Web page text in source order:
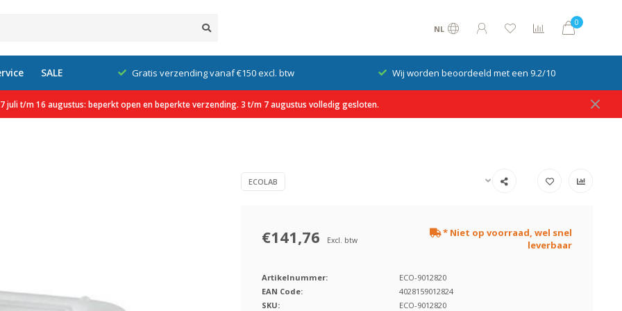
NL
0
SALE Gratis verzending vanaf €150 excl. btw Wij worden beoordeeld met een 9.2/10
juli t/m 16 augustus: beperkt open en beperkte verzending. 3 t/m 7 augustus volledig gesloten.
ECOLAB
€141,76 Excl. btw
* Niet op voorraad, wel snel
leverbaar
Artikelnummer:
ECO-9012820
EAN Code:
4028159012824
SKU:
ECO-9012820